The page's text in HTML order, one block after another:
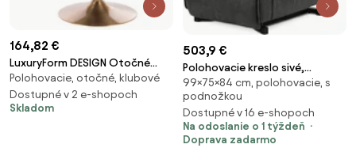
164,82 €
LuxuryForm DESIGN Otočné
kreslo AURORA VELUR na zlatom
tanieri - tmavo šedé
Polohovacie, otočné, klubové
Dostupné v 2 e-shopoch
Skladom
503,9 €
Polohovacie kreslo sivé,
elektrické TV-1190 GREY2
99×75×84 cm, polohovacie, s
podnožkou
Dostupné v 16 e-shopoch
Na odoslanie o 1 týždeň
Doprava zadarmo